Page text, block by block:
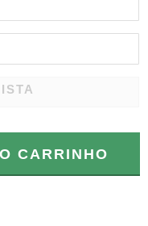
CARRINHO